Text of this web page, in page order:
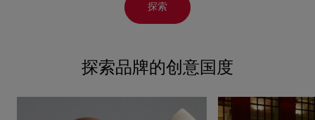
探索
探索品牌的创意国度